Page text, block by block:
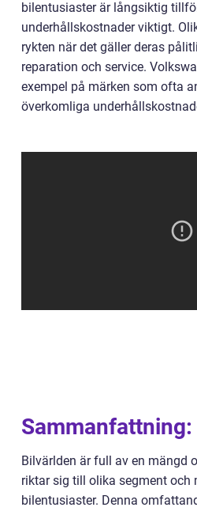
bilentusiaster är långsiktig
underhållskostnader viktigt.
rykten när det gäller deras
reparation och service.
exempel på märken som ofta
överkomliga
Sammanfattning:
Bilvärlden är full av en mängd
riktar sig till olika segment och
bilentusiaster. Denna